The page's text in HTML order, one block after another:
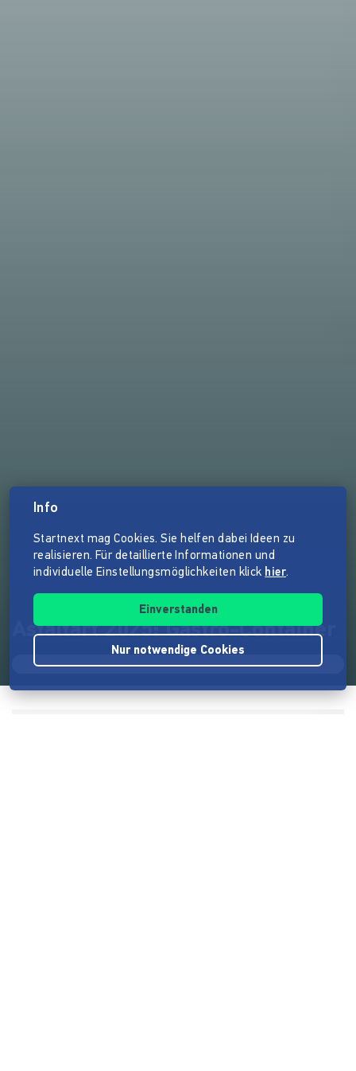
Asfaltart 2025: Gastro-Container
Info
Startnext mag Cookies. Sie helfen dabei Ideen zu
realisieren. Für detaillierte Informationen und
individuelle Einstellungsmöglichkeiten klick hier.
Einverstanden
Nur notwendige Cookies